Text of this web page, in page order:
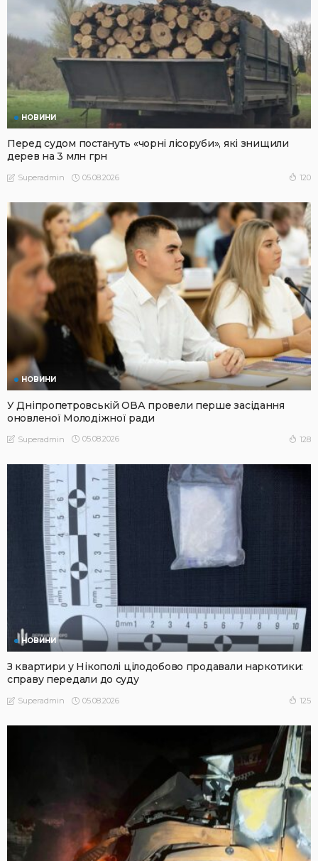
НОВИНИ
Перед судом постануть «чорні лісоруби», які знищили
дерев на 3 млн грн
Superadmin 05.08.2026 120
НОВИНИ
У Дніпропетровській ОВА провели перше засідання
оновленої Молодіжної ради
Superadmin 05.08.2026 128
НОВИНИ
З квартири у Нікополі цілодобово продавали наркотики:
справу передали до суду
Superadmin 05.08.2026 125